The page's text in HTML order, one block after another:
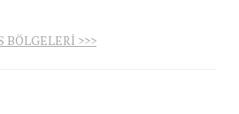
BÖLGELERİ >>>